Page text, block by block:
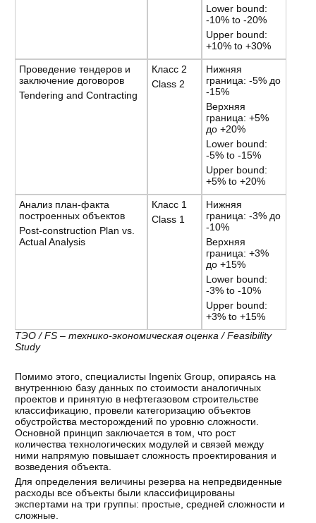
Lower bound:
-10% to -20%
Upper bound:
+10% to +30%
Проведение тендеров и
заключение договоров
Tendering and Contracting
Класс 2
Class 2
Нижняя
граница: -5% до
-15%
Верхняя
граница: +5%
до +20%
Lower bound:
-5% to -15%
Upper bound:
+5% to +20%
Анализ план-факта
построенных объектов
Post-construction Plan vs.
Actual Analysis
Класс 1
Class 1
Нижняя
граница: -3% до
-10%
Верхняя
граница: +3%
до +15%
Lower bound:
-3% to -10%
Upper bound:
+3% to +15%
ТЭО / FS – технико-экономическая оценка / Feasibility
Study
Помимо этого, специалисты Ingenix Group, опираясь на
внутреннюю базу данных по стоимости аналогичных
проектов и принятую в нефтегазовом строительстве
классификацию, провели категоризацию объектов
обустройства месторождений по уровню сложности.
Основной принцип заключается в том, что рост
количества технологических модулей и связей между
ними напрямую повышает сложность проектирования и
возведения объекта.
Для определения величины резерва на непредвиденные
расходы все объекты были классифицированы
экспертами на три группы: простые, средней сложности и
сложные.